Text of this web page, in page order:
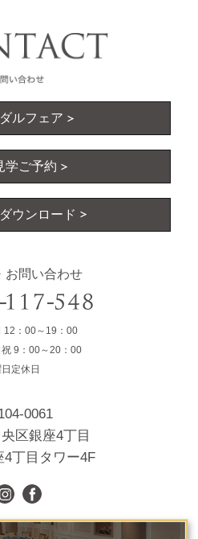
ルフェア
学ご予約
ウンロード
お問い合わせ
12：00～19：00
9：00～20：00
定休日
0061
区銀座4丁目
4丁目タワー4F